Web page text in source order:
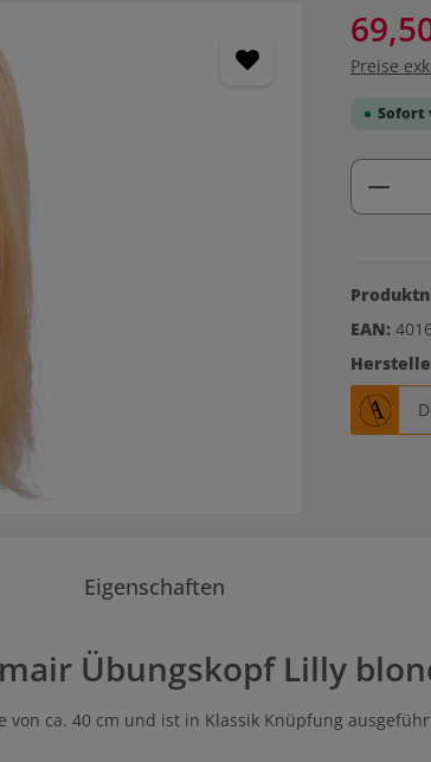
Preise
Sofort
EAN:
Eigenschaften
Übungskopf Lilly
von ca. 40 cm und ist in Klassik Knüpfung